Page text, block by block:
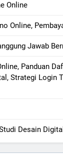
Online
Online,
Jawab
Panduan
Strategi Login
Desain